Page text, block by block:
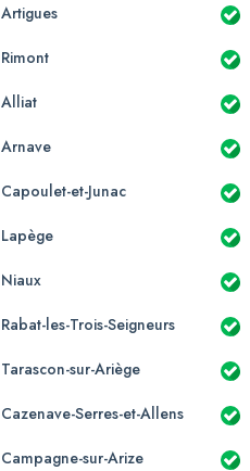
Artigues
Rimont
Alliat
Arnave
Capoulet-et-Junac
Lapège
Niaux
Rabat-les-Trois-Seigneurs
Tarascon-sur-Ariège
Cazenave-Serres-et-Allens
Campagne-sur-Arize